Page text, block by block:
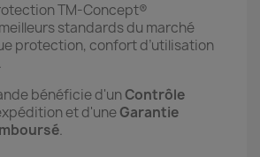
TM-Concept®
standards du marché
protection, confort d’utilisation
bénéficie d'un Contrôle
et d'uneGarantie
.